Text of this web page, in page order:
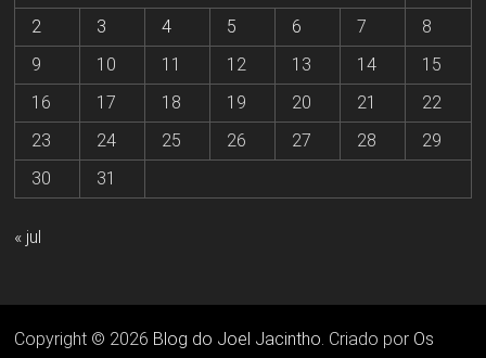
2
3 4 5 6 7
8
9
10 11 12 13 14
15
16
17 18 19 20 21
22
23
24 25 26 27 28
29
30
31
« jul
Copyright © 2026 Blog do Joel Jacintho . Criado por Os